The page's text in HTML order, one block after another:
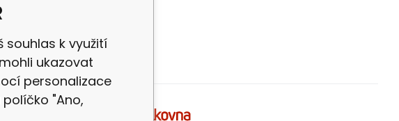
karimatku
souhlas k využití
ukazovat
personalizace
"Ano,